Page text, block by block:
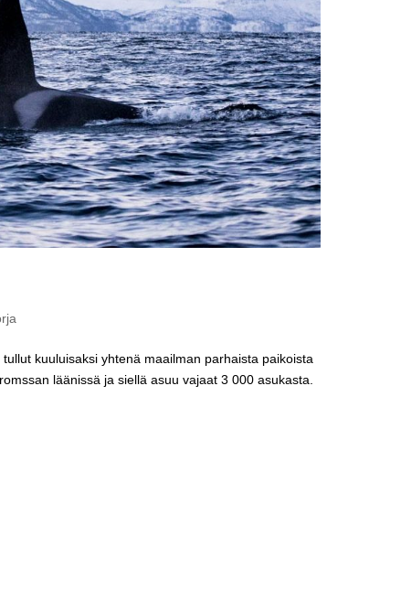
kuuluisaksi yhtenä maailman parhaista paikoista
läänissä ja siellä asuu vajaat 3 000 asukasta.